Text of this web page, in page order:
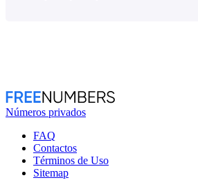
Números privados
FAQ
Contactos
Términos de Uso
Sitemap